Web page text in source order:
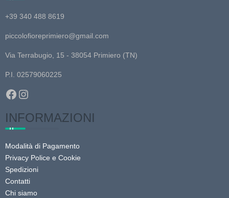
+39 340 488 8619
piccolofioreprimiero@gmail.com
Via Terrabugio, 15 - 38054 Primiero (TN)
P.I. 02579060225
Facebook
Instagram
INFORMAZIONI
Modalità di Pagamento
Privacy Police e Cookie
Spedizioni
Contatti
Chi siamo